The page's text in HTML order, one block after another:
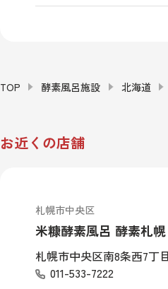
TOP 酵素風呂施設 北海道
お近くの店舗
札幌市中央区
米糠酵素風呂 酵素札幌
札幌市中央区南8条西7丁
011-533-7222